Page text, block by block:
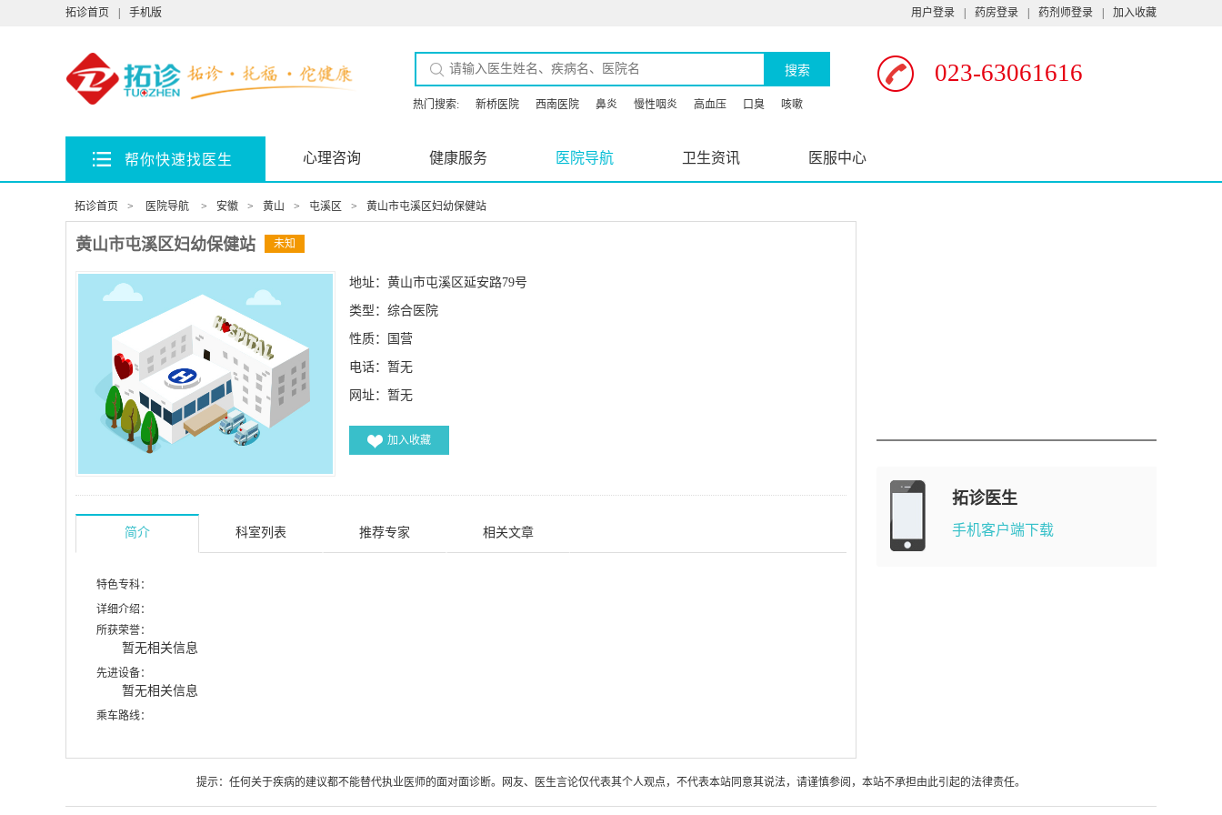
拓诊首页 手机版 用户登录 药房登录 药剂师登录 加入收藏
搜索 023-63061616
热门搜索: 新桥医院 西南医院 鼻炎 慢性咽炎 高血压 口臭 咳嗽
帮你快速找医生 心理咨询 健康服务 医院导航 卫生资讯 医服中心
拓诊首页 > 医院导航 > 安徽 > 黄山 > 屯溪区 > 黄山市屯溪区妇幼保健站
黄山市屯溪区妇幼保健站 未知
地址：黄山市屯溪区延安路79号
类型：综合医院
性质：国营
电话：暂无
网址： 暂无
加入收藏
简介 科室列表 推荐专家 相关文章
特色专科：
详细介绍：
所获荣誉：
暂无相关信息
先进设备：
暂无相关信息
乘车路线：
拓诊医生
手机客户端下载
提示：任何关于疾病的建议都不能替代执业医师的面对面诊断。网友、医生言论仅代表其个人观点，不代表本站同意其说法，请谨慎参阅，本站不承担由此引起的法律责任。